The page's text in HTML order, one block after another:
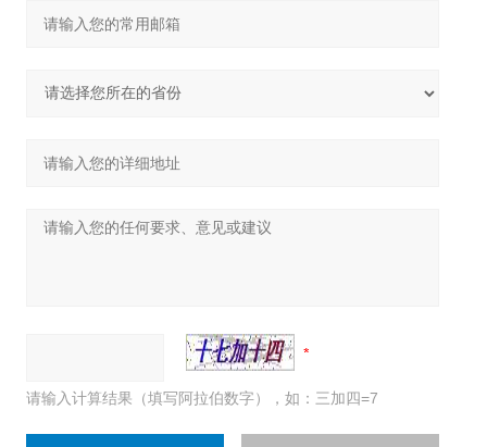
请输入计算结果（填写阿拉伯数字），如：三加四=7